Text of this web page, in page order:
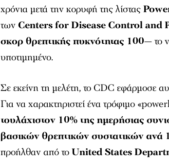
χρόνια μετά την κορυφή της λίστας
τωνCenters for Disease Control and
σκορ θρεπτικής πυκνότητας 100— το
υποτιμημένο.
Σε εκείνη τη μελέτη, το CDC εφάρμοσε
Για να χαρακτηριστεί ένα τρόφιμο
τουλάχιστον 10% της ημερήσιας
βασικών θρεπτικών συστατικών ανά
προήλθαν από τοUnited States